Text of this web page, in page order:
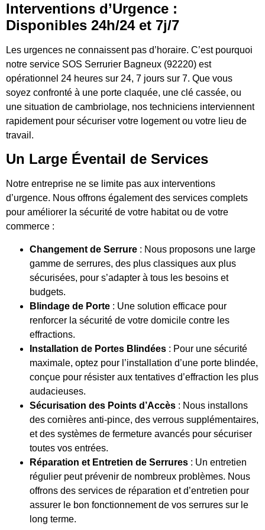
Interventions d’Urgence :
Disponibles 24h/24 et 7j/7
Les urgences ne connaissent pas d’horaire. C’est pourquoi
notre service SOS Serrurier Bagneux (92220) est
opérationnel 24 heures sur 24, 7 jours sur 7. Que vous
soyez confronté à une porte claquée, une clé cassée, ou
une situation de cambriolage, nos techniciens interviennent
rapidement pour sécuriser votre logement ou votre lieu de
travail.
Un Large Éventail de Services
Notre entreprise ne se limite pas aux interventions
d’urgence. Nous offrons également des services complets
pour améliorer la sécurité de votre habitat ou de votre
commerce :
Changement de Serrure : Nous proposons une large
gamme de serrures, des plus classiques aux plus
sécurisées, pour s’adapter à tous les besoins et
budgets.
Blindage de Porte : Une solution efficace pour
renforcer la sécurité de votre domicile contre les
effractions.
Installation de Portes Blindées : Pour une sécurité
maximale, optez pour l’installation d’une porte blindée,
conçue pour résister aux tentatives d’effraction les plus
audacieuses.
Sécurisation des Points d’Accès : Nous installons
des cornières anti-pince, des verrous supplémentaires,
et des systèmes de fermeture avancés pour sécuriser
toutes vos entrées.
Réparation et Entretien de Serrures : Un entretien
régulier peut prévenir de nombreux problèmes. Nous
offrons des services de réparation et d’entretien pour
assurer le bon fonctionnement de vos serrures sur le
long terme.